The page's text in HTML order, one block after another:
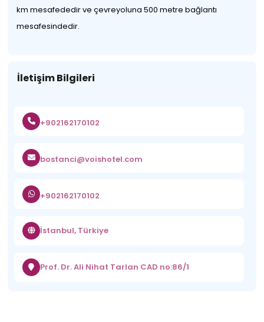
km mesafededir ve çevreyoluna 500 metre bağlantı
mesafesindedir.
İletişim Bilgileri
+902162170102
bostanci@voishotel.com
+902162170102
İstanbul, Türkiye
Prof. Dr. Ali Nihat Tarlan CAD no:86/1